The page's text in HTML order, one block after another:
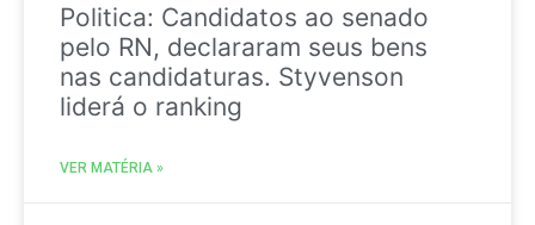
Politica: Candidatos ao senado
pelo RN, declararam seus bens
nas candidaturas. Styvenson
liderá o ranking
VER MATÉRIA »